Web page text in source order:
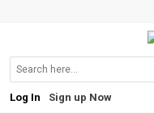
Sign up Now
Log In